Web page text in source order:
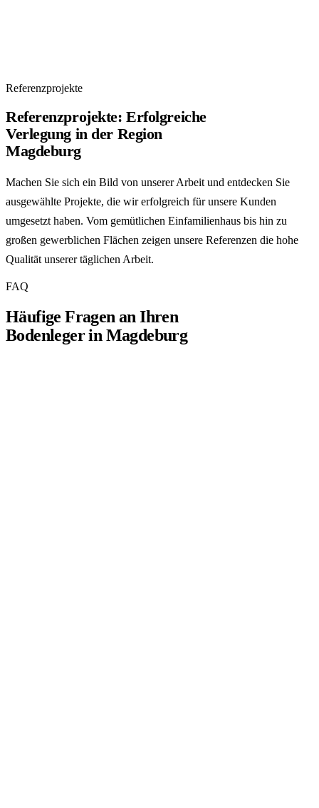
Referenzprojekte
Referenzprojekte: Erfolgreiche
Verlegung in der Region
Magdeburg
Machen Sie sich ein Bild von unserer Arbeit und entdecken Sie
ausgewählte Projekte, die wir erfolgreich für unsere Kunden
umgesetzt haben. Vom gemütlichen Einfamilienhaus bis hin zu
großen gewerblichen Flächen zeigen unsere Referenzen die hohe
Qualität unserer täglichen Arbeit.
FAQ
Häufige Fragen an Ihren
Bodenleger in Magdeburg